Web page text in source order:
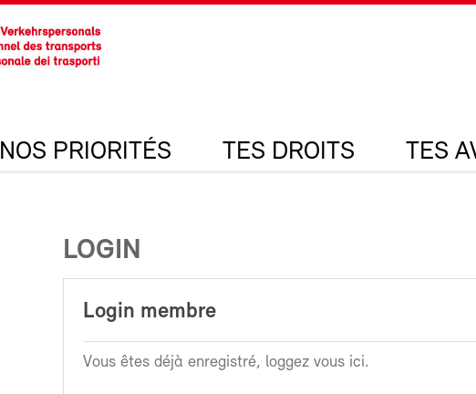
NOS PRIORITÉS TES DROITS TES
LOGIN
Login membre
Vous êtes déjà enregistré, loggez vous ici.